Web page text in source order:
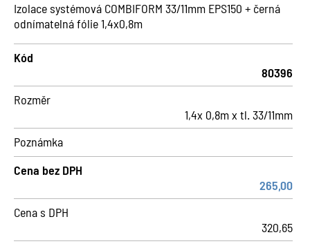
Izolace systémová COMBIFORM 33/11mm EPS150 + černá
odnímatelná fólie 1,4x0,8m
Kód
80396
Rozměr
1,4x 0,8m x tl. 33/11mm
Poznámka
Cena bez DPH
265,00
Cena s DPH
320,65